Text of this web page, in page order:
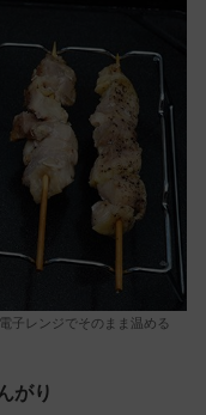
子レンジでそのまま温める
がり